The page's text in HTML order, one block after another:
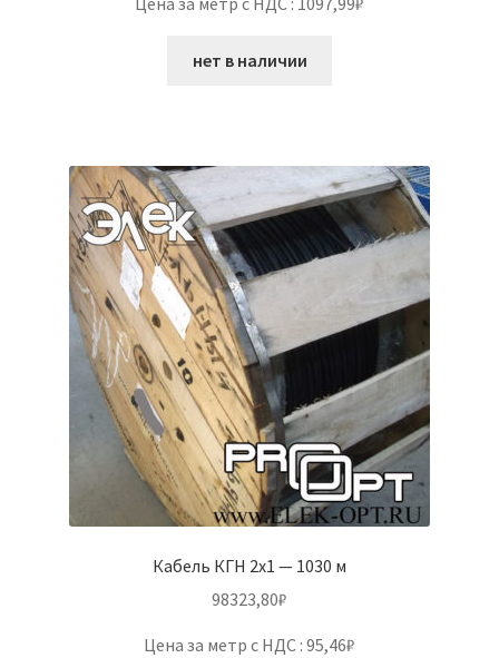
нет в наличии
Кабель КГН 2х1 — 1030 м
98323,80₽
Цена за метр с НДС : 95,46₽